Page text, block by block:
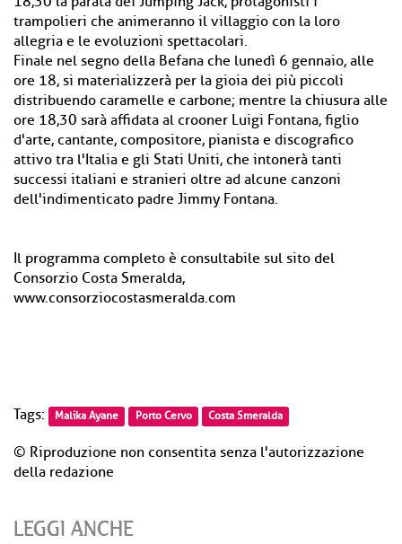
trampolieri che animeranno il villaggio con la loro
allegria e le evoluzioni spettacolari.
Finale nel segno della Befana che lunedì 6 gennaio, alle
ore 18, si materializzerà per la gioia dei più piccoli
distribuendo caramelle e carbone; mentre la chiusura alle
ore 18,30 sarà affidata al crooner Luigi Fontana, figlio
d'arte, cantante, compositore, pianista e discografico
attivo tra l'Italia e gli Stati Uniti, che intonerà tanti
successi italiani e stranieri oltre ad alcune canzoni
dell'indimenticato padre Jimmy Fontana.
Il programma completo è consultabile sul sito del
Consorzio Costa Smeralda,
www.consorziocostasmeralda.com
Tags: Malika Ayane Porto Cervo Costa Smeralda
© Riproduzione non consentita senza l'autorizzazione
della redazione
LEGGI ANCHE